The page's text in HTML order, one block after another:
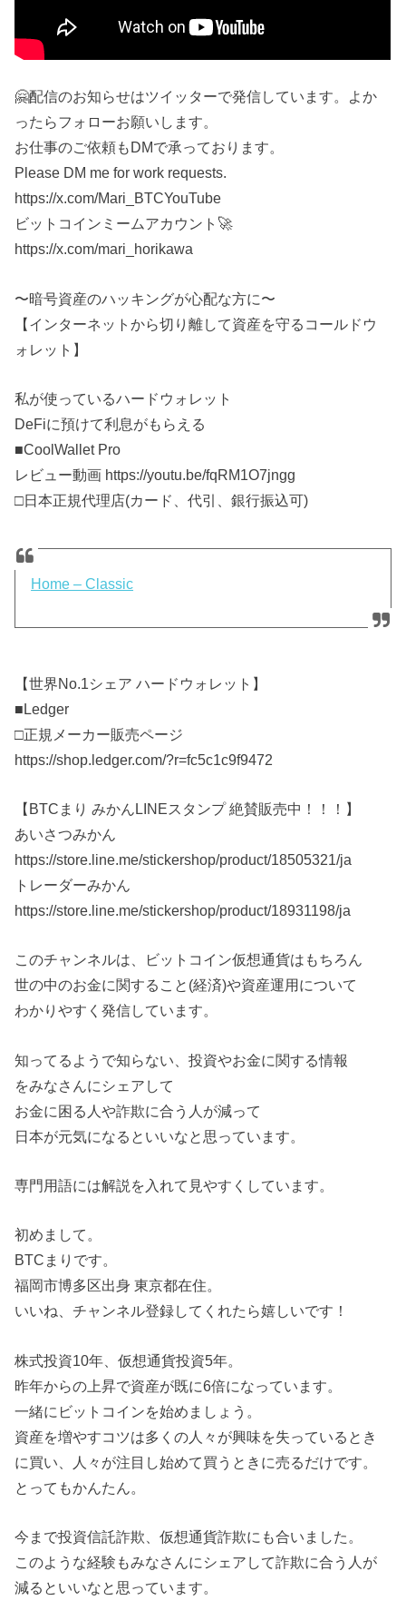
🤗配信のお知らせはツイッターで発信しています。よか
ったらフォローお願いします。
お仕事のご依頼もDMで承っております。
Please DM me for work requests.
https://x.com/Mari_BTCYouTube
ビットコインミームアカウント🚀
https://x.com/mari_horikawa
〜暗号資産のハッキングが心配な方に〜
【インターネットから切り離して資産を守るコールドウ
ォレット】
私が使っているハードウォレット
DeFiに預けて利息がもらえる
■CoolWallet Pro
レビュー動画 https://youtu.be/fqRM1O7jngg
□日本正規代理店(カード、代引、銀行振込可)
Home – Classic
【世界No.1シェア ハードウォレット】
■Ledger
□正規メーカー販売ページ
https://shop.ledger.com/?r=fc5c1c9f9472
【BTCまり みかんLINEスタンプ 絶賛販売中！！！】
あいさつみかん
https://store.line.me/stickershop/product/18505321/ja
トレーダーみかん
https://store.line.me/stickershop/product/18931198/ja
このチャンネルは、ビットコイン仮想通貨はもちろん
世の中のお金に関すること(経済)や資産運用について
わかりやすく発信しています。
知ってるようで知らない、投資やお金に関する情報
をみなさんにシェアして
お金に困る人や詐欺に合う人が減って
日本が元気になるといいなと思っています。
専門用語には解説を入れて見やすくしています。
初めまして。
BTCまりです。
福岡市博多区出身 東京都在住。
いいね、チャンネル登録してくれたら嬉しいです！
株式投資10年、仮想通貨投資5年。
昨年からの上昇で資産が既に6倍になっています。
一緒にビットコインを始めましょう。
資産を増やすコツは多くの人々が興味を失っているとき
に買い、人々が注目し始めて買うときに売るだけです。
とってもかんたん。
今まで投資信託詐欺、仮想通貨詐欺にも合いました。
このような経験もみなさんにシェアして詐欺に合う人が
減るといいなと思っています。